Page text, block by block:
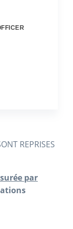
REPRISES
par